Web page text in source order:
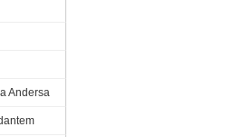
Andersa